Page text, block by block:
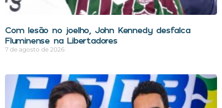
Com lesão no joelho, John Kennedy desfalca
Fluminense na Libertadores
7 de agosto de 2026